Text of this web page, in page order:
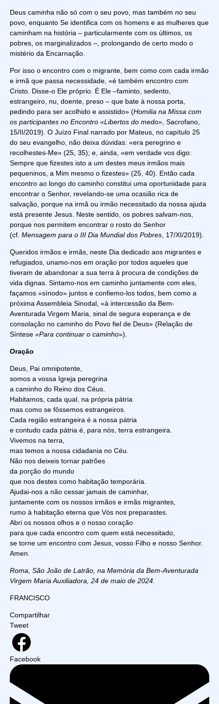
Deus caminha não só com o seu povo, mas também no seu
povo, enquanto Se identifica com os homens e as mulheres que
caminham na história – particularmente com os últimos, os
pobres, os marginalizados –, prolongando de certo modo o
mistério da Encarnação.
Por isso o encontro com o migrante, bem como com cada irmão
e irmã que passa necessidade, «é também encontro com
Cristo. Disse-o Ele próprio. É Ele –faminto, sedento,
estrangeiro, nu, doente, preso – que bate à nossa porta,
pedindo para ser acolhido e assistido» (Homilia na Missa com
os participantes no Encontro «Libertos do medo» , Sacrofano,
15/II/2019). O Juízo Final narrado por Mateus, no capítulo 25
do seu evangelho, não deixa dúvidas: «era peregrino e
recolhestes-Me» (25, 35); e, ainda, «em verdade vos digo:
Sempre que fizestes isto a um destes meus irmãos mais
pequeninos, a Mim mesmo o fizestes» (25, 40). Então cada
encontro ao longo do caminho constitui uma oportunidade para
encontrar o Senhor, revelando-se uma ocasião rica de
salvação, porque na irmã ou irmão necessitado da nossa ajuda
está presente Jesus. Neste sentido, os pobres salvam-nos,
porque nos permitem encontrar o rosto do Senhor
(cf. Mensagem para o III Dia Mundial dos Pobres , 17/XI/2019).
Queridos irmãos e irmãs, neste Dia dedicado aos migrantes e
refugiados, unamo-nos em oração por todos aqueles que
tiveram de abandonar a sua terra à procura de condições de
vida dignas. Sintamo-nos em caminho juntamente com eles,
façamos «sínodo» juntos e confiemo-los todos, bem como a
próxima Assembleia Sinodal, «à intercessão da Bem-
Aventurada Virgem Maria, sinal de segura esperança e de
consolação no caminho do Povo fiel de Deus» (Relação de
Síntese «Para continuar o caminho»).
Oração
Deus, Pai omnipotente,
somos a vossa Igreja peregrina
a caminho do Reino dos Céus.
Habitamos, cada qual, na própria pátria
mas como se fôssemos estrangeiros.
Cada região estrangeira é a nossa pátria
e contudo cada pátria é, para nós, terra estrangeira.
Vivemos na terra,
mas temos a nossa cidadania no Céu.
Não nos deixeis tornar patrões
da porção do mundo
que nos destes como habitação temporária.
Ajudai-nos a não cessar jamais de caminhar,
juntamente com os nossos irmãos e irmãs migrantes,
rumo à habitação eterna que Vós nos preparastes.
Abri os nossos olhos e o nosso coração
para que cada encontro com quem está necessitado,
se torne um encontro com Jesus, vosso Filho e nosso Senhor.
Amen.
Roma, São João de Latrão, na Memória da Bem-Aventurada
Virgem Maria Auxiliadora, 24 de maio de 2024.
FRANCISCO
Compartilhar
Tweet
Facebook